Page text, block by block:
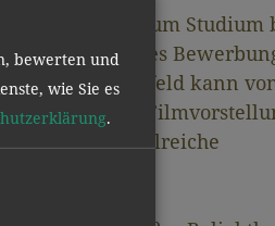
Zulassung zum Studium
Rahmen des
privaten Umfeld kann
Urlaub, in der
finden zahlreiche
bewerten und
wie Sie es
.